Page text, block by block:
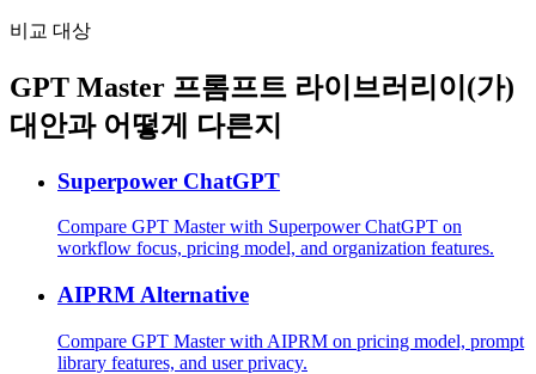
비교 대상
GPT Master 프롬프트 라이브러리이(가)
대안과 어떻게 다른지
Superpower ChatGPT
Compare GPT Master with Superpower ChatGPT on
workflow focus, pricing model, and organization features.
AIPRM Alternative
Compare GPT Master with AIPRM on pricing model, prompt
library features, and user privacy.